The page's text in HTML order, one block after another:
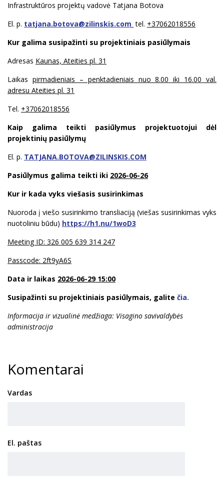
Infrastruktūros projektų vadovė Tatjana Botova
El. p. tatjana.botova@zilinskis.com tel. +37062018556
Kur galima susipažinti su projektiniais pasiūlymais
Adresas Kaunas, Ateities pl. 31
Laikas pirmadieniais – penktadieniais nuo 8.00 iki 16.00 val.
adresu Ateities pl. 31
Tel. +37062018556
Kaip galima teikti pasiūlymus projektuotojui dėl
projektinių pasiūlymų
El. p. TATJANA.BOTOVA@ZILINSKIS.COM
Pasiūlymus galima teikti iki 2026-06-26
Kur ir kada vyks viešasis susirinkimas
Nuoroda į viešo susirinkimo transliaciją (viešas susirinkimas vyks
nuotoliniu būdu) https://h1.nu/1woD3
Meeting ID: 326 005 639 314 247
Passcode: 2ft9yA6S
Data ir laikas 2026-06-29 15:00
Susipažinti su projektiniais pasiūlymais, galite čia.
Informacija ir vizualinė medžiaga: Visagino savivaldybės
administracija
Komentarai
Vardas
El. paštas